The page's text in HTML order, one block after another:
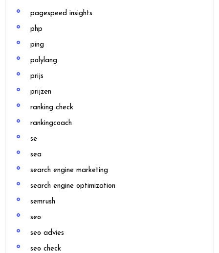
pagespeed insights
php
ping
polylang
prijs
prijzen
ranking check
rankingcoach
se
sea
search engine marketing
search engine optimization
semrush
seo
seo advies
seo check